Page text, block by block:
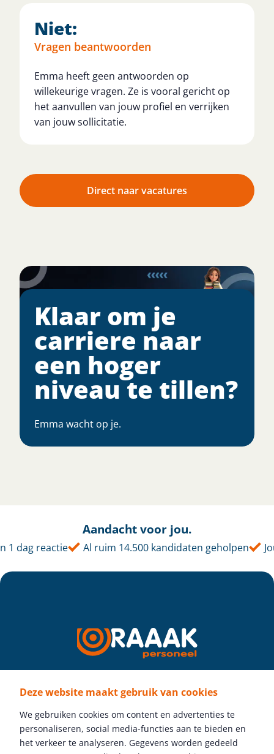
Deze website maakt gebruik van cookies
We gebruiken cookies om content en advertenties te
personaliseren, social media-functies aan te bieden en
het verkeer te analyseren. Gegevens worden gedeeld
Niet:
Vragen beantwoorden
Emma heeft geen antwoorden op
willekeurige vragen. Ze is vooral gericht op
het aanvullen van jouw profiel en verrijken
van jouw sollicitatie.
Direct naar vacatures
Klaar om je
carriere naar
een hoger
niveau te tillen?
Emma wacht op je.
Aandacht voor jou.
dag reactie Al ruim 14.500 kandidaten geholpen
Volg ons